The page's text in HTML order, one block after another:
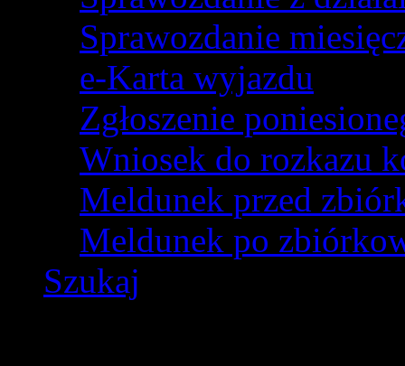
Sprawozdanie
e-Karta wyjazdu
Zgłoszenie
Wniosek do rozkazu
Meldunek przed
Meldunek po
Szukaj